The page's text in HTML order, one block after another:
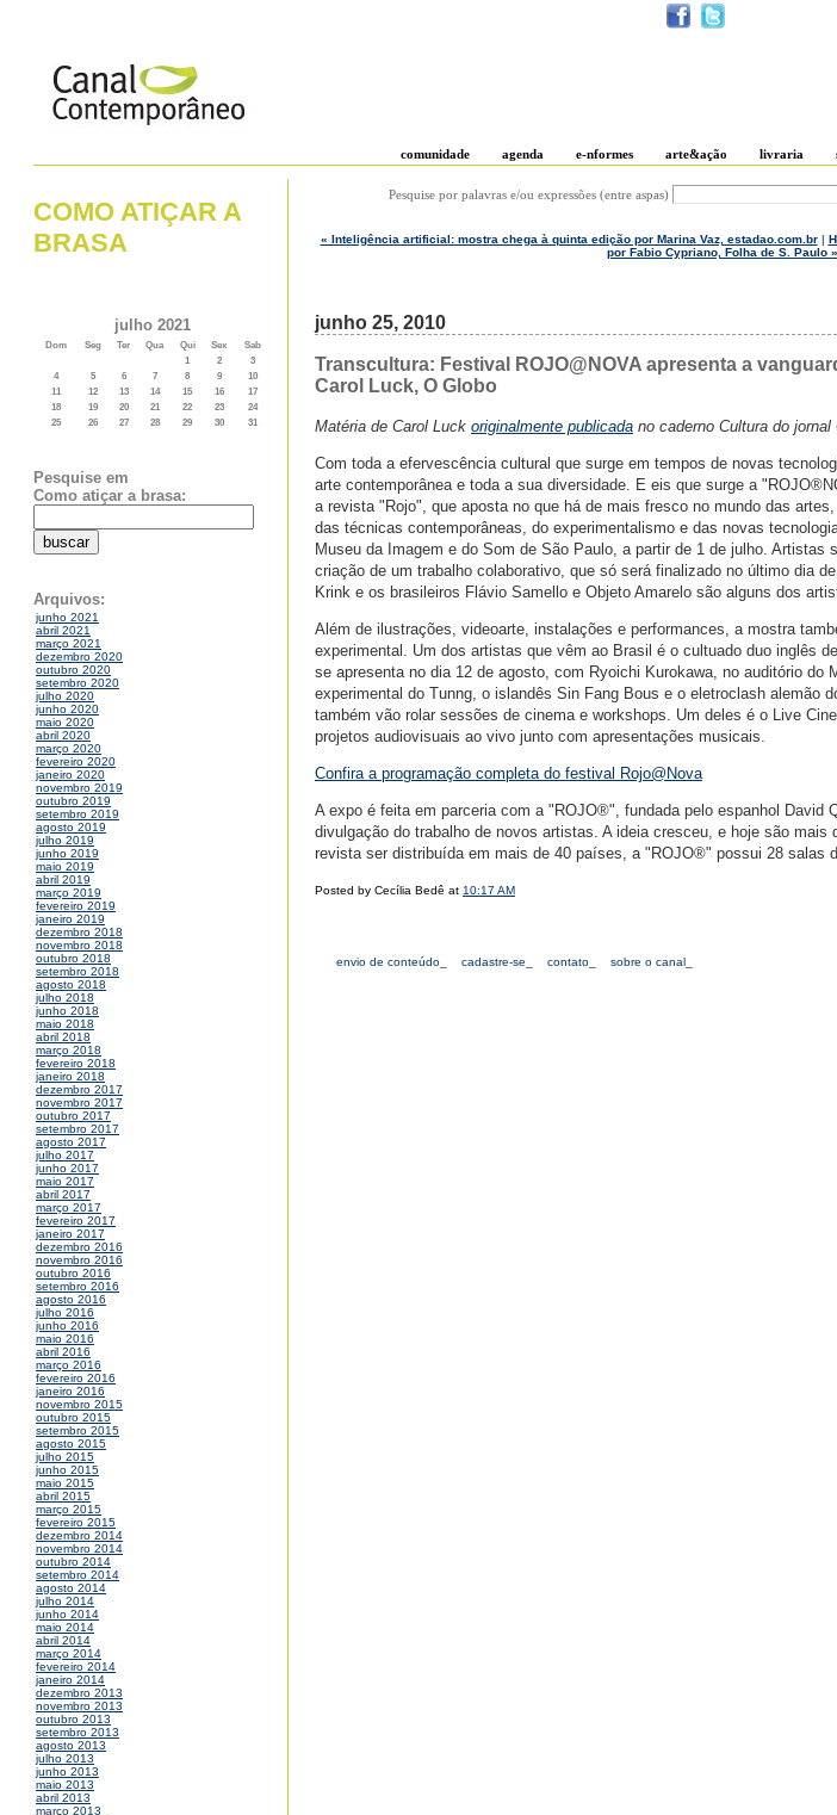
comunidade agenda e-nformes arte&ação livraria
COMO ATIÇAR A
BRASA
julho 2021
Dom Seg Ter Qua Qui Sex
Sab
1
2
3
4
5 6 7 8 9
10
11
12 13 14 15 16
17
18
19 20 21 22 23
24
25
26 27 28 29 30 31
Pesquise em
Como atiçar a brasa:
Arquivos:
junho 2021
abril 2021
março 2021
dezembro 2020
outubro 2020
setembro 2020
julho 2020
junho 2020
maio 2020
abril 2020
março 2020
fevereiro 2020
janeiro 2020
novembro 2019
outubro 2019
setembro 2019
agosto 2019
julho 2019
junho 2019
maio 2019
abril 2019
março 2019
fevereiro 2019
janeiro 2019
dezembro 2018
novembro 2018
outubro 2018
setembro 2018
agosto 2018
julho 2018
junho 2018
maio 2018
abril 2018
março 2018
fevereiro 2018
janeiro 2018
dezembro 2017
novembro 2017
outubro 2017
setembro 2017
agosto 2017
julho 2017
junho 2017
maio 2017
abril 2017
março 2017
fevereiro 2017
janeiro 2017
dezembro 2016
novembro 2016
outubro 2016
setembro 2016
agosto 2016
julho 2016
junho 2016
maio 2016
abril 2016
março 2016
fevereiro 2016
janeiro 2016
novembro 2015
outubro 2015
setembro 2015
agosto 2015
julho 2015
junho 2015
maio 2015
abril 2015
março 2015
fevereiro 2015
dezembro 2014
novembro 2014
outubro 2014
setembro 2014
agosto 2014
julho 2014
junho 2014
maio 2014
abril 2014
março 2014
fevereiro 2014
janeiro 2014
dezembro 2013
novembro 2013
outubro 2013
setembro 2013
agosto 2013
julho 2013
junho 2013
maio 2013
abril 2013
março 2013
Pesquise por palavras e/ou expressões (entre aspas)
« Inteligência artificial: mostra chega à quinta edição por Marina Vaz, estadao.com.br|
por Fabio Cypriano, Folha de S. Paulo »
junho 25, 2010
Transcultura: Festival ROJO@NOVA apresenta a
Carol Luck, O Globo
Matéria de Carol Luck originalmente publicada no caderno Cultura do
Com toda a efervescência cultural que surge em tempos de novas
arte contemporânea e toda a sua diversidade. E eis que surge a
a revista "Rojo", que aposta no que há de mais fresco no mundo das
das técnicas contemporâneas, do experimentalismo e das novas
Museu da Imagem e do Som de São Paulo, a partir de 1 de julho. Artistas
criação de um trabalho colaborativo, que só será finalizado no último dia
Krink e os brasileiros Flávio Samello e Objeto Amarelo são alguns dos
Além de ilustrações, videoarte, instalações e performances, a mostra
experimental. Um dos artistas que vêm ao Brasil é o cultuado duo inglês
se apresenta no dia 12 de agosto, com Ryoichi Kurokawa, no auditório do
experimental do Tunng, o islandês Sin Fang Bous e o eletroclash alemão
também vão rolar sessões de cinema e workshops. Um deles é o Live
projetos audiovisuais ao vivo junto com apresentações musicais.
Confira a programação completa do festival Rojo@Nova
A expo é feita em parceria com a "ROJO®", fundada pelo espanhol David
divulgação do trabalho de novos artistas. A ideia cresceu, e hoje são
revista ser distribuída em mais de 40 países, a "ROJO®" possui 28 salas
Posted by Cecília Bedê at 10:17 AM
envio de conteúdo_ cadastre-se_ contato_ sobre o canal_